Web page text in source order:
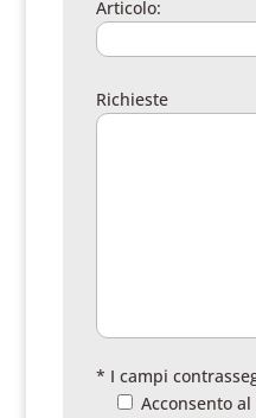
Articolo:
Richieste
* I campi
Acconsento